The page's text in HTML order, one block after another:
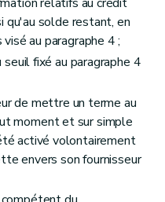
qu'au solde restant, en
au paragraphe 4 ;
fixé au paragraphe 4
de mettre un terme au
moment et sur simple
activé volontairement
envers son fournisseur